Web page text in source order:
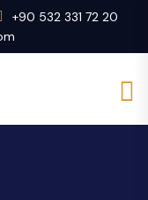
+90 532 331 72 20